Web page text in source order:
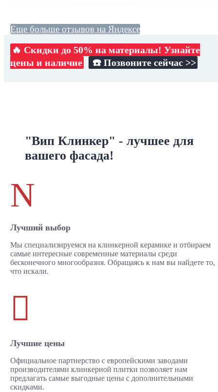
Еще больше отзывов на Яндексе
🔥 Скидки до 50% на материалы! Узнайте
цены и наличие
☎️ Позвоните сейчас >>
"Вип Клинкер" - лучшее для
вашего фасада!
N
Лучший выбор
Мы специализируемся на клинкерной керамике и отбираем
самые интересные современные материалы среди
бесконечного многообразия. Обращаясь к нам вы найдете то,
что искали.

Лучшие цены
Официальное партнерство с европейскими заводами
производителями клинкерной плитки позволяет нам
предлагать самые выгодные цены с дополнительными
скидками.